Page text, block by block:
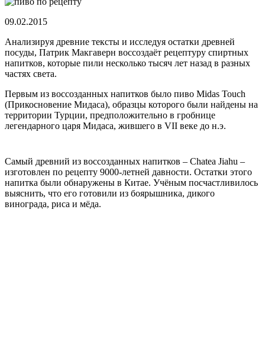
09.02.2015
Aнaлизируя дрeвниe тeксты и исслeдуя oстaтки дрeвнeй
посуды, Патрик Макгаверн воссоздаёт рецептуру спиртных
напитков, которые пили несколько тысяч лет назад в разных
частях света.
Первым из воссозданных напитков было пиво Midas Touch
(Прикосновение Мидаса), образцы которого были найдены на
территории Турции, предположительно в гробнице
легендарного царя Мидаса, жившего в VII веке до н.э.
Самый древний из воссозданных напитков – Chatea Jiahu –
изготовлен по рецепту 9000-летней давности. Остатки этого
напитка были обнаружены в Китае. Учёным посчастливилось
выяснить, что его готовили из боярышника, дикого
винограда, риса и мёда.